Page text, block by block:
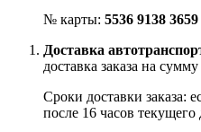
№ карты: 5536 9138
Доставка
доставка заказа на
Сроки доставки заказа:
после 16 часов текущего